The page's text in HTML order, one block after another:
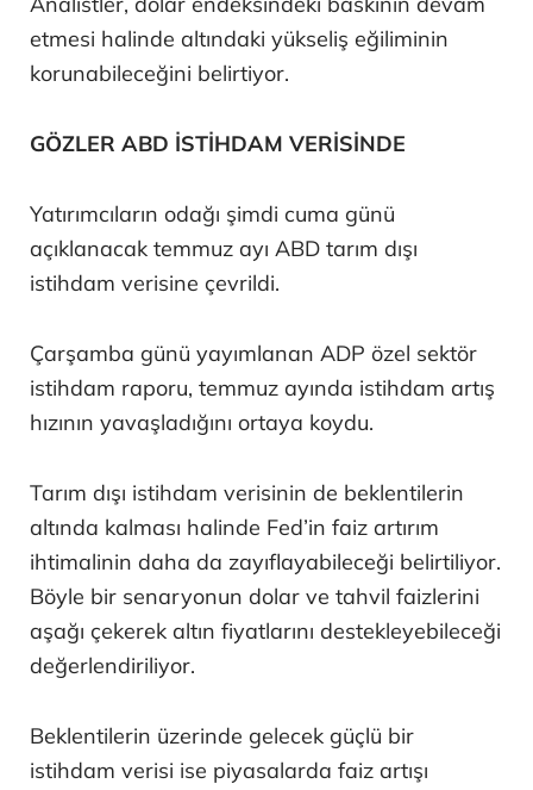
etmesi halinde altındaki yükseliş eğiliminin
korunabileceğini belirtiyor.
GÖZLER ABD İSTİHDAM VERİSİNDE
Yatırımcıların odağı şimdi cuma günü
açıklanacak temmuz ayı ABD tarım dışı
istihdam verisine çevrildi.
Çarşamba günü yayımlanan ADP özel sektör
istihdam raporu, temmuz ayında istihdam artış
hızının yavaşladığını ortaya koydu.
Tarım dışı istihdam verisinin de beklentilerin
altında kalması halinde Fed’in faiz artırım
ihtimalinin daha da zayıflayabileceği belirtiliyor.
Böyle bir senaryonun dolar ve tahvil faizlerini
aşağı çekerek altın fiyatlarını destekleyebileceği
değerlendiriliyor.
Beklentilerin üzerinde gelecek güçlü bir
istihdam verisi ise piyasalarda faiz artışı